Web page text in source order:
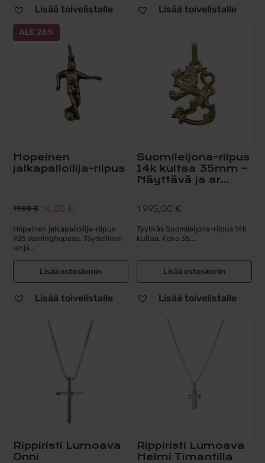
Lisää toivelistalle Lisää toivelistalle
ALE 26%
Hopeinen
jalkapalloilija-riipus
19,00€
Alkuperäinen
hinta
oli:
19,00 €.
14,00 €
Nykyinen
hinta
on:
14,00 €.
Hopeinen jalkapalloilija-riipus
925 sterlinghopeaa. Täydellinen
lahja...
Lisää ostoskoriin
Lisää toivelistalle
Suomileijona-riipus
14k kultaa 35mm –
Näyttävä ja ar...
1 995,00 €
Tyylikäs Suomileijona-riipus 14k
kultaa. Koko 35...
Lisää ostoskoriin
Lisää toivelistalle
Rippiristi Lumoava
Onni
Rippiristi Lumoava
Helmi Timantilla